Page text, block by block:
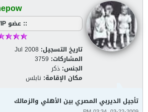
:: عضو VIP ::
تاريخ التسجيل: Jul 2008
المشاركات: 3759
الجنس: ذكر
مكان الإقامة: نابلس
تأجيل الديربي المصري بين الأهلي والزمالك